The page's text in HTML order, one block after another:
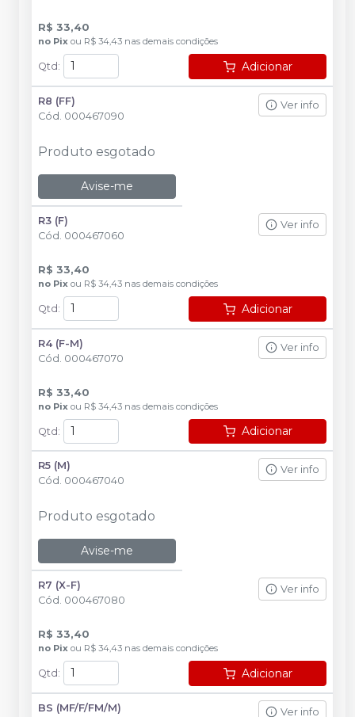
R$ 33,40
no Pix ou R$ 34,43 nas demais condições
Qtd : Adicionar
R8 (FF)
Cód. 000467090
Ver info
Produto esgotado
Avise-me
R3 (F)
Cód. 000467060
Ver info
R$ 33,40
no Pix ou R$ 34,43 nas demais condições
Qtd : Adicionar
R4 (F-M)
Cód. 000467070
Ver info
R$ 33,40
no Pix ou R$ 34,43 nas demais condições
Qtd: Adicionar
R5 (M)
Cód. 000467040
Ver info
Produto esgotado
Avise-me
R7 (X-F)
Cód. 000467080
Ver info
R$ 33,40
no Pix ou R$ 34,43 nas demais condições
Qtd : Adicionar
BS (MF/F/FM/M)
Ver info